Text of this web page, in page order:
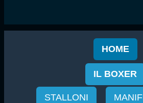
HOME
IL BOXER
STALLONI